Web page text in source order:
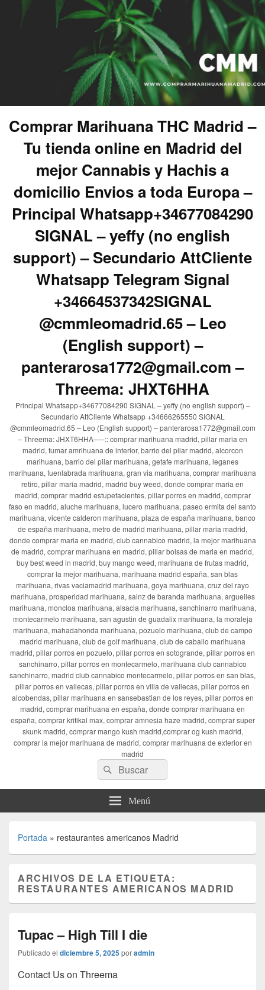
Comprar Marihuana THC Madrid –
Tu tienda online en Madrid del
mejor Cannabis y Hachis a
domicilio Envios a toda Europa –
Principal Whatsapp+34677084290
SIGNAL – yeffy (no english
support) – Secundario AttCliente
Whatsapp Telegram Signal
+34664537342SIGNAL
@cmmleomadrid.65 – Leo
(English support) –
panterarosa1772@gmail.com –
Threema: JHXT6HHA
Principal Whatsapp+34677084290 SIGNAL – yeffy (no english support) –
Secundario AttCliente Whatsapp +34666265550 SIGNAL
@cmmleomadrid.65 – Leo (English support) – panterarosa1772@gmail.com
– Threema: JHXT6HHA—–:: comprar marihuana madrid, pillar maria en
madrid, fumar amrihuana de interior, barrio del pilar madrid, alcorcon
marihuana, barrio del pilar marihuana, getafe marihuana, leganes
marihuana, fuenlabrada marihuana, gran via marihuana, comprar marihuana
retiro, pillar maria madrid, madrid buy weed, donde comprar maria en
madrid, comprar madrid estupefacientes, pillar porros en madrid, comprar
faso en madrid, aluche marihuana, lucero marihuana, paseo ermita del santo
marihuana, vicente calderon marihuana, plaza de españa marihuana, banco
de españa marihuana, metro de madrid marihuana, pillar maria madrid,
donde comprar maria en madrid, club cannabico madrid, la mejor marihuana
de madrid, comprar marihuana en madrid, pillar bolsas de maria en madrid,
buy best weed in madrid, buy mango weed, marihuana de frutas madrid,
comprar la mejor marihuana, marihuana madrid españa, san blas
marihuana, rivas vaciamadrid marihuana, goya marihuana, cruz del rayo
marihuana, prosperidad marihuana, sainz de baranda marihuana, arguelles
marihuana, moncloa marihuana, alsacia marihuana, sanchinarro marihuana,
montecarmelo marihuana, san agustin de guadalix marihuana, la moraleja
marihuana, mahadahonda marihuana, pozuelo marihuana, club de campo
madrid marihuana, club de golf marihuana, club de caballo marihuana
madrid, pillar porros en pozuelo, pillar porros en sotogrande, pillar porros en
sanchinarro, pillar porros en montecarmelo, marihuana club cannabico
sanchinarro, madrid club cannabico montecarmelo, pillar porros en san blas,
pillar porros en vallecas, pillar porros en villa de vallecas, pillar porros en
alcobendas, pillar marihuana en sansebastian de los reyes, pillar porros en
madrid, comprar marihuana en españa, donde comprar marihuana en
españa, comprar kritikal max, comprar amnesia haze madrid, comprar super
skunk madrid, comprar mango kush madrid,comprar og kush madrid,
comprar la mejor marihuana de madrid, comprar marihuana de exterior en
madrid
Buscar
por:
Buscar
Menú
Portada » restaurantes americanos Madrid
ARCHIVOS DE LA ETIQUETA:
RESTAURANTES AMERICANOS MADRID
Tupac – High Till I die
Publicado el diciembre 5, 2025poradmin
Contact Us on Threema